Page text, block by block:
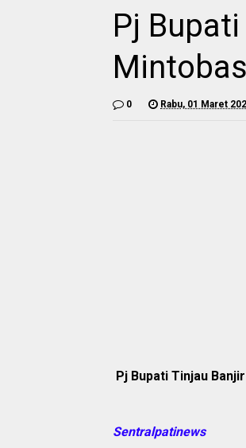
Pj
0 Rabu, 01 Maret
Pj Bupati Tinjau
Sentralpatinews